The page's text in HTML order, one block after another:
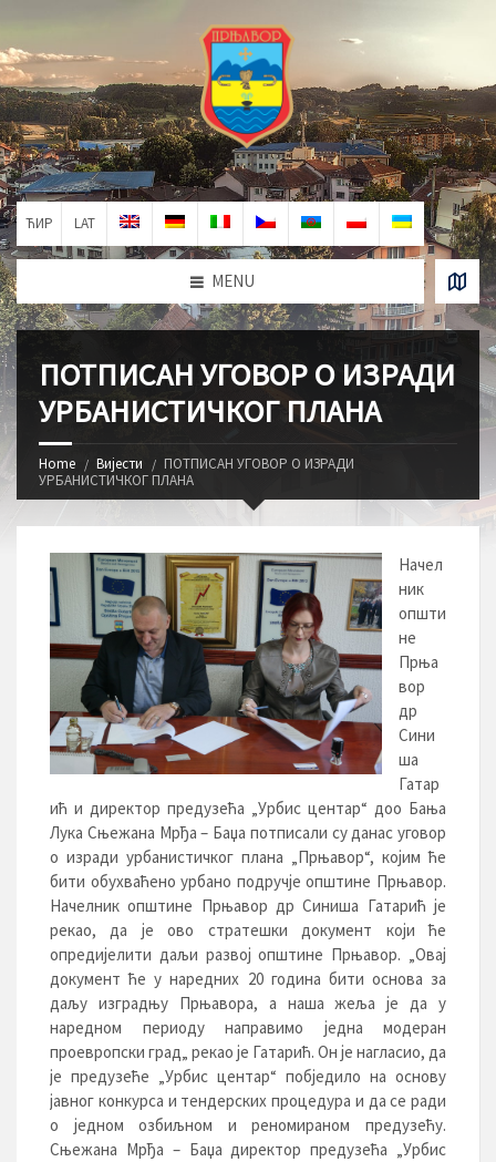
ЋИР LAT
MENU
ПОТПИСАН УГОВОР О ИЗРАДИ
УРБАНИСТИЧКОГ ПЛАНА
Home Вијести
ПОТПИСАН УГОВОР О ИЗРАДИ
УРБАНИСТИЧКОГ ПЛАНА
Начел
ник
општи
не
Прња
вор
др
Сини
ша
Гатар
ић и директор предузећа „Урбис центар“ доо Бања
Лука Сњежана Мрђа – Баџа потписали су данас уговор
о изради урбанистичког плана „Прњавор“, којим ће
бити обухваћено урбано подручје општине Прњавор.
Начелник општине Прњавор др Синиша Гатарић је
рекао, да је ово стратешки документ који ће
опредијелити даљи развој општине Прњавор. „Овај
документ ће у наредних 20 година бити основа за
даљу изградњу Прњавора, а наша жеља је да у
наредном периоду направимо једна модеран
проевропски град„ рекао је Гатарић. Он је нагласио, да
је предузеће „Урбис центар“ побједило на основу
јавног конкурса и тендерских процедура и да се ради
о једном озбиљном и реномираном предузећу.
Сњежана Мрђа – Баџа директор предузећа „Урбис